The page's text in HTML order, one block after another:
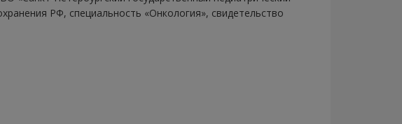
РФ, специальность «Онкология», свидетельство